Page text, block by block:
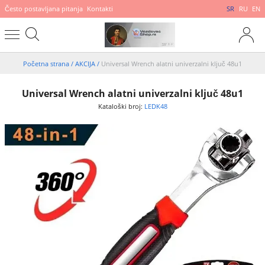
Često postavljana pitanja Kontakti SR RU EN
Početna strana / AKCIJA / Universal Wrench alatni univerzalni ključ 48u1
Universal Wrench alatni univerzalni ključ 48u1
Kataloški broj: LEDK48